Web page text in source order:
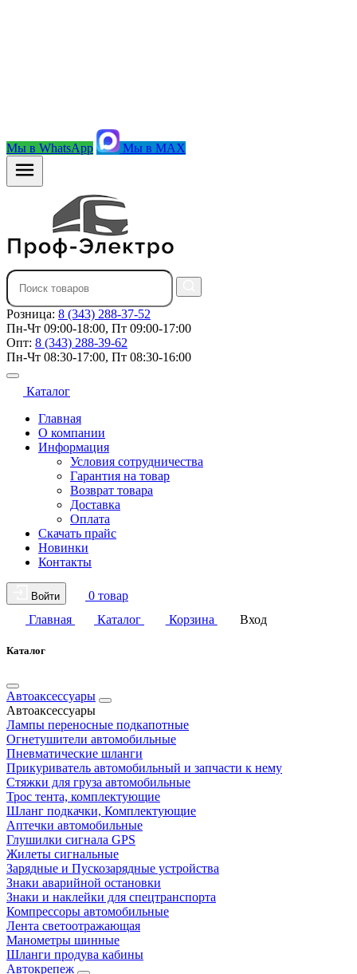
Мы в WhatsApp Мы в MAX
Розница: 8 (343) 288-37-52
Пн-Чт 09:00-18:00, Пт 09:00-17:00
Опт: 8 (343) 288-39-62
Пн-Чт 08:30-17:00, Пт 08:30-16:00
Каталог
Главная
О компании
Информация
Условия сотрудничества
Гарантия на товар
Возврат товара
Доставка
Оплата
Скачать прайс
Новинки
Контакты
Войти
0 товар
Главная
Каталог Корзина Вход
Каталог
Автоаксессуары
Автоаксессуары
Лампы переносные подкапотные
Огнетушители автомобильные
Пневматические шланги
Прикуриватель автомобильный и запчасти к нему
Стяжки для груза автомобильные
Трос тента, комплектующие
Шланг подкачки, Комплектующие
Аптечки автомобильные
Глушилки сигнала GPS
Жилеты сигнальные
Зарядные и Пускозарядные устройства
Знаки аварийной остановки
Знаки и наклейки для спецтранспорта
Компрессоры автомобильные
Лента светоотражающая
Манометры шинные
Шланги продува кабины
Автокрепеж